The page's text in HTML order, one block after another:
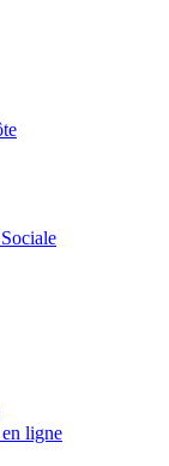
en ligne